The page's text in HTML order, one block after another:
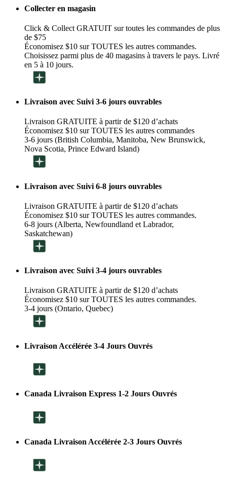
Collecter en magasin
Click & Collect GRATUIT sur toutes les commandes de plus
de $75
Économisez $10 sur TOUTES les autres commandes.
Choisissez parmi plus de 40 magasins à travers le pays. Livré
en 5 à 10 jours.
Livraison avec Suivi 3-6 jours ouvrables
Livraison GRATUITE à partir de $120 d’achats
Économisez $10 sur TOUTES les autres commandes
3-6 jours (British Columbia, Manitoba, New Brunswick,
Nova Scotia, Prince Edward Island)
Livraison avec Suivi 6-8 jours ouvrables
Livraison GRATUITE à partir de $120 d’achats
Économisez $10 sur TOUTES les autres commandes.
6-8 jours (Alberta, Newfoundland et Labrador,
Saskatchewan)
Livraison avec Suivi 3-4 jours ouvrables
Livraison GRATUITE à partir de $120 d’achats
Économisez $10 sur TOUTES les autres commandes.
3-4 jours (Ontario, Quebec)
Livraison Accélérée 3-4 Jours Ouvrés
Canada Livraison Express 1-2 Jours Ouvrés
Canada Livraison Accélérée 2-3 Jours Ouvrés